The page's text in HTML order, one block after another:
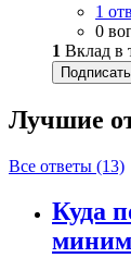
1
0
1 Вклад в
Лучшие
Все ответы (13)
Куда